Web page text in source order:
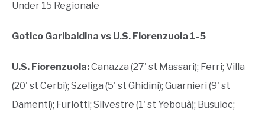
Under 15 Regionale
Gotico Garibaldina vs U.S. Fiorenzuola 1-5
U.S. Fiorenzuola:Canazza (27' st Massari); Ferri; Villa
(20' st Cerbi); Szeliga (5' st Ghidini); Guarnieri (9' st
Damenti); Furlotti; Silvestre (1' st Yebouà); Busuioc;